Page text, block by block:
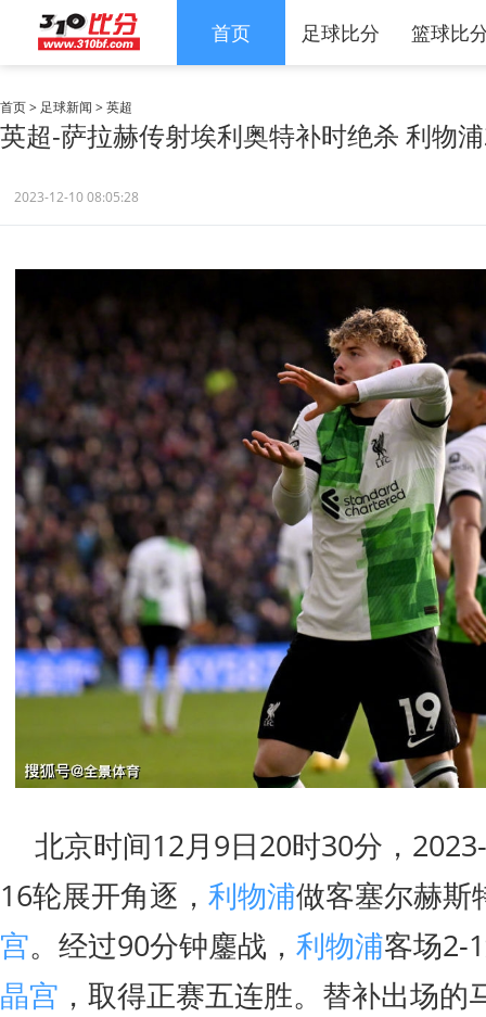
首页 足球比分 篮球比
首页> 足球新闻 >英超
英超-萨拉赫传射埃利奥特补时绝杀 利物
2023-12-10 08:05:28
北京时间12月9日20时30分，
16轮展开角逐， 利物浦做客塞尔赫斯
宫。经过90分钟鏖战， 利物浦客场2-
晶宫 ，取得正赛五连胜。替补出场